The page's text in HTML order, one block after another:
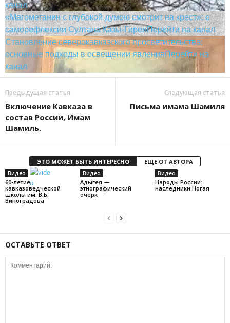
канал
«Магометанин с глубокой думою смотрит на крест»: о
саморефлексии Султана Казы-ГиреяПерейти на канал
Становление северокавказского просветительства:
основные подходы в освещении явленияПерейти на
канал
Предыдущая статья
Включение Кавказа в
состав России, Имам
Шамиль.
Следующая статья
Письма имама Шамиля
ЭТО МОЖЕТ БЫТЬ ИНТЕРЕСНО ЕЩЕ ОТ АВТОРА
Видео
60-летие
кавказоведческой
школы им. В.Б.
Виноградова
Видео
Адыгея —
этнографический
очерк
Видео
Народы России:
наследники Ногая
ОСТАВЬТЕ ОТВЕТ